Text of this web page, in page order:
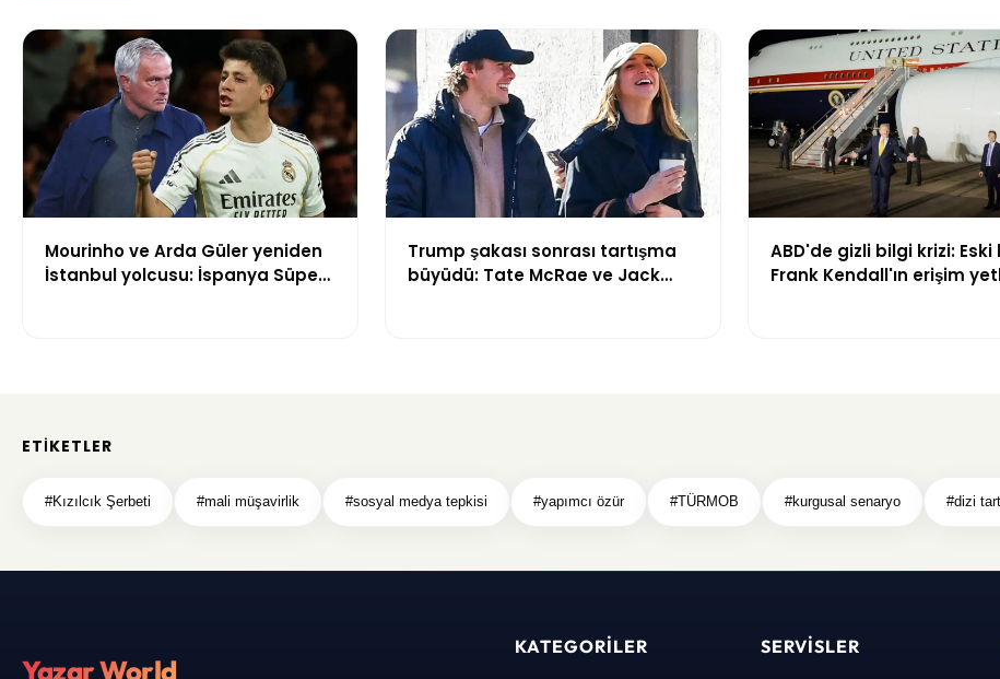
Mourinho ve Arda Güler yeniden
İstanbul yolcusu: İspanya Süper
Trump şakası sonrası tartışma
büyüdü: Tate McRae ve Jack
ABD'de gizli bilgi krizi:
Frank Kendall'ın erişim
ETIKETLER
#Kızılcık Şerbeti #mali müşavirlik #sosyal medya tepkisi #yapımcı özür #TÜRMOB #kurgusal senaryo #dizi
Yazar World
KATEGORILER SERVISLER